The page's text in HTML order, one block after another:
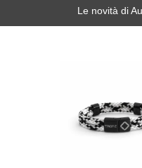
Le novità di